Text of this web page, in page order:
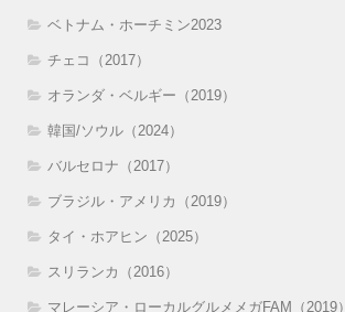
ベトナム・ホーチミン2023
チェコ（2017）
オランダ・ベルギー（2019）
韓国/ソウル（2024）
バルセロナ（2017）
ブラジル・アメリカ（2019）
タイ・ホアヒン（2025）
スリランカ（2016）
マレーシア・ローカルグルメメガFAM（2019）